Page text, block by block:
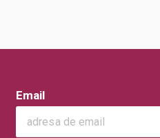
Email